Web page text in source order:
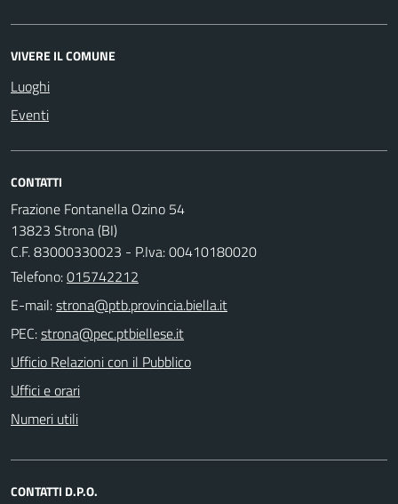
VIVERE IL COMUNE
Luoghi
Eventi
CONTATTI
Frazione Fontanella Ozino 54
13823 Strona (BI)
C.F. 83000330023 - P.Iva: 00410180020
Telefono:015742212
E-mail:
PEC:
Ufficio Relazioni con il Pubblico
Uffici e orari
Numeri utili
CONTATTI D.P.O.